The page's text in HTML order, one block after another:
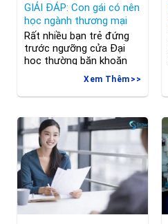
GIẢI ĐÁP: Con gái có nên
học ngành thương mại
điện tử?
Rất nhiều bạn trẻ đứng
trước ngưỡng cửa Đại
học thường băn khoăn
không biết rằng “Con gái
có nên học ngành
thương mại điện tử”.
chi tiết của Trawise về
sự phù hợp của lĩnh vực
vô cùng hot này đối với
phái đẹp. 1. Tổng quan về
Xem Thêm